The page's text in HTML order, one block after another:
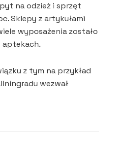
na odzież i sprzęt
Sklepy z artykułami
wyposażenia zostało
aptekach.
z tym na przykład
wezwał